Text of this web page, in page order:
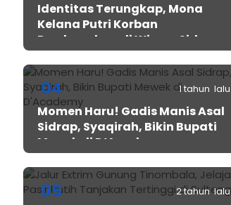
Identitas Terungkap, Mona
Kelana Putri Korban
Pembunuhan di Wisma Sidrap
04 1 tahun lalu
Momen Haru! Gadis Manis Asal
Sidrap, Syaqirah, Bikin Bupati
Mewek di D’Academy​
05 2 tahun lalu